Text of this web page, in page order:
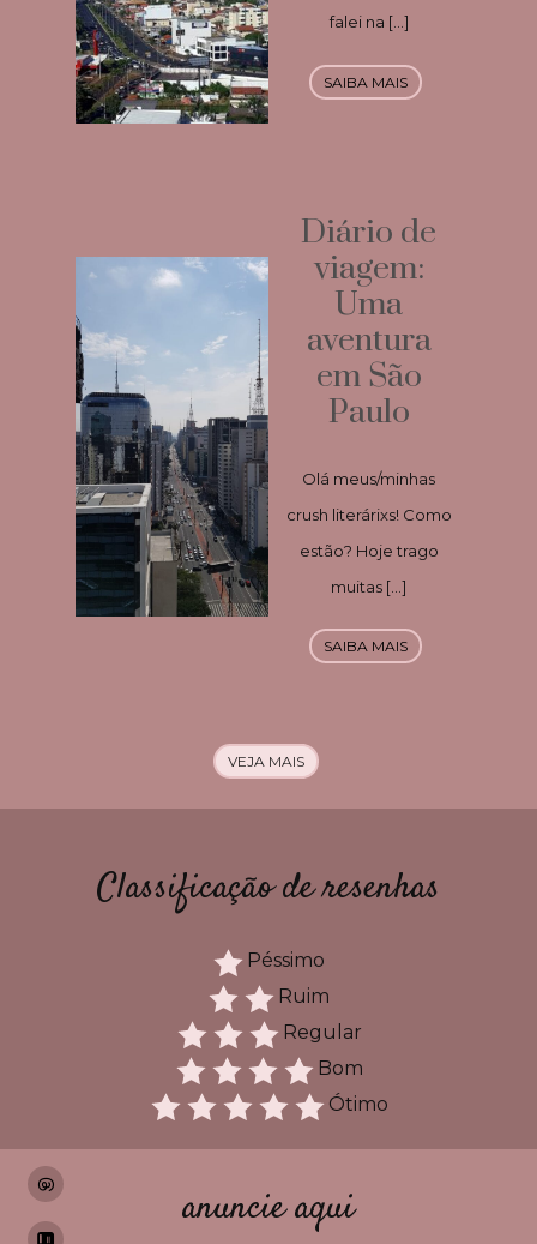
falei na […]
SAIBA MAIS
Diário de
viagem:
Uma
aventura
em São
Paulo
Olá meus/minhas
crush literárixs! Como
estão? Hoje trago
muitas […]
SAIBA MAIS
VEJA MAIS
Classificação de resenhas
Péssimo
Ruim
Regular
Bom
Ótimo
anuncie aqui